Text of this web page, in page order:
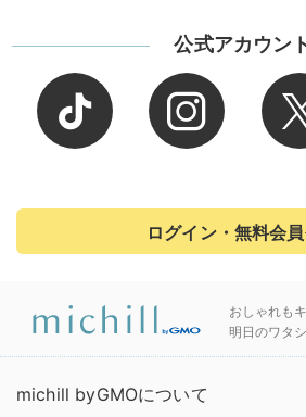
公式アカウン
ログイン・無料会
おしゃれも
明日のワタ
michill byGMOについて